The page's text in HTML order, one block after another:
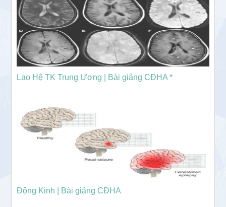
Lao Hệ TK Trung Ương | Bài giảng CĐHA *
Động Kinh | Bài giảng CĐHA